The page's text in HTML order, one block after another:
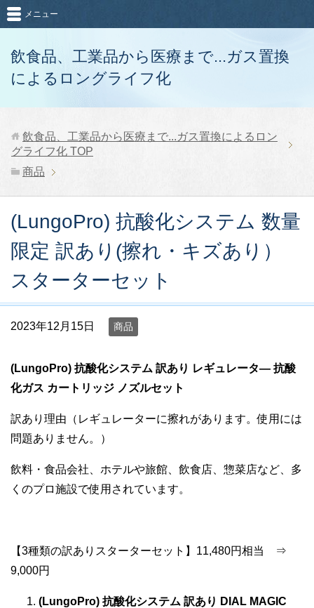
飲食品、工業品から医療まで...ガス置換
によるロングライフ化
メニュー
飲食品、工業品から医療まで...ガス置換によるロン
グライフ化 TOP
商品
(LungoPro) 抗酸化システム 数量
限定 訳あり(擦れ・キズあり）
スターターセット
2023年12月15日 商品
(LungoPro) 抗酸化システム 訳あり レギュレータ― 抗酸
化ガス カートリッジ ノズルセット
訳あり理由（レギュレーターに擦れがあります。使用には
問題ありません。）
飲料・食品会社、ホテルや旅館、飲食店、惣菜店など、多
くのプロ施設で使用されています。
【3種類の訳ありスターターセット】11,480円相当 ⇒
9,000円
(LungoPro) 抗酸化システム 訳あり DIAL MAGIC